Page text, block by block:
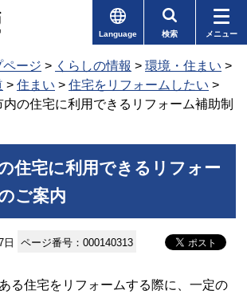
Language 検索 メニュー
ページ > くらしの情報 > 環境・住まい >
> 住まい > 住宅をリフォームしたい >
内の住宅に利用できるリフォーム補助制
住宅に利用できるリフォー
ご案内
ページ番号：000140313
る住宅をリフォームする際に、一定の